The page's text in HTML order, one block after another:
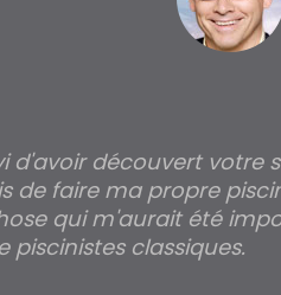
d'avoir découvert votre
de faire ma propre
qui m'aurait été
piscinistes classiques.